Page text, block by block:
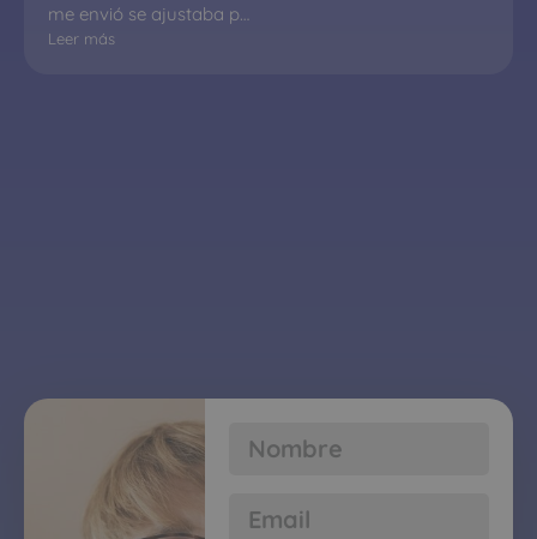
me envió se ajustaba p…
Leer más